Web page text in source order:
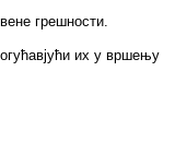
грешности.
их у вршењу